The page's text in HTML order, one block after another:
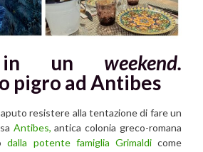
in un weekend.
pigro ad Antibes
resistere alla tentazione di fare un
Antibes,antica colonia greco-romana
dalla potente famiglia Grimaldicome